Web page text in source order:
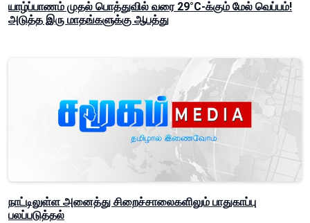
யாழ்ப்பாணம் முதல் பொத்துவில் வரை 29°C-க்கும் மேல் வெப்பம்!
அடுத்த இரு மாதங்களுக்கு ஆபத்து
நாட்டிலுள்ள அனைத்து சிறைச்சாலைகளிலும் பாதுகாப்பு
பலப்படுத்தல்